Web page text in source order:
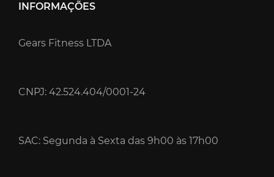
INFORMAÇÕES
Gears Fitness LTDA
CNPJ: 42.524.404/0001-24
SAC: Segunda à Sexta das 9h00 às 17h00